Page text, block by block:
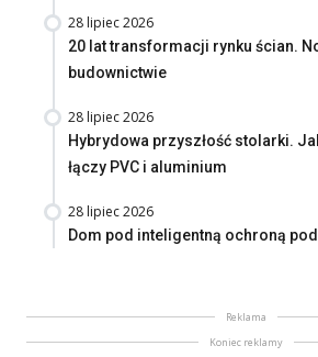
28 lipiec 2026
20 lat transformacji rynku ścian.
budownictwie
28 lipiec 2026
Hybrydowa przyszłość stolarki.
łączy PVC i aluminium
28 lipiec 2026
Dom pod inteligentną ochroną
Reklama
Koniec reklamy